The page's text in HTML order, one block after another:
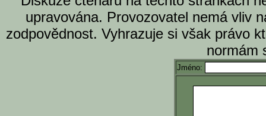
upravována. Provozovatel nemá vliv
zodpovědnost. Vyhrazuje si však právo
normám
Jméno: